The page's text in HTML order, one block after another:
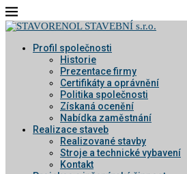
Profil společnosti
Historie
Prezentace firmy
Certifikáty a oprávnění
Politika společnosti
Získaná ocenění
Nabídka zaměstnání
Realizace staveb
Realizované stavby
Stroje a technické vybavení
Kontakt